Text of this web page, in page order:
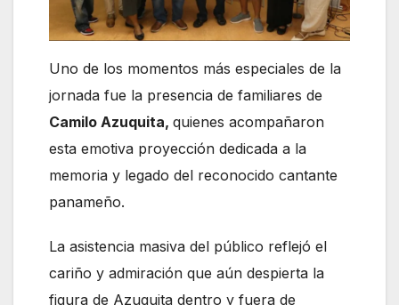
Uno de los momentos más especiales de la
jornada fue la presencia de familiares de
Camilo Azuquita, quienes acompañaron
esta emotiva proyección dedicada a la
memoria y legado del reconocido cantante
panameño.
La asistencia masiva del público reflejó el
cariño y admiración que aún despierta la
figura de Azuquita dentro y fuera de